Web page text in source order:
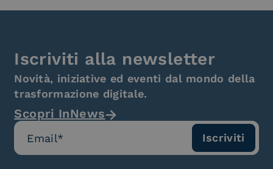
Iscriviti alla newsletter
Novità, iniziative ed eventi dal mondo della
trasformazione digitale.
Scopri InNews